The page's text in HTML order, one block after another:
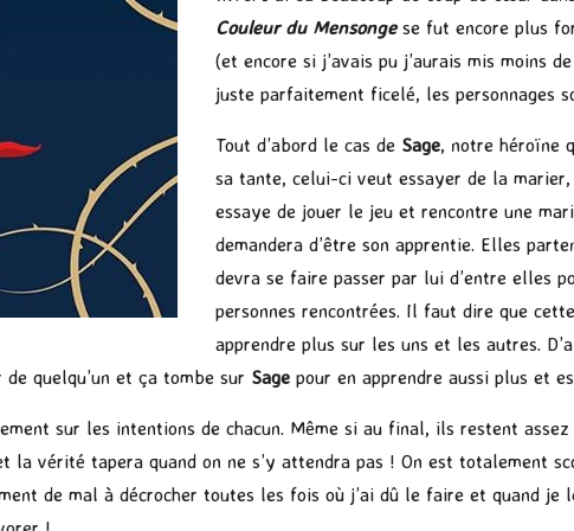
Couleur du Mensongese fut encore plus
(et encore si j’avais pu j’aurais mis moins
juste parfaitement ficelé, les personnages
Tout d’abord le cas de Sage, notre héroïne
sa tante, celui-ci veut essayer de la
essaye de jouer le jeu et rencontre une
demandera d’être son apprentie. Elles
devra se faire passer par lui d’entre elles
personnes rencontrées. Il faut dire que
apprendre plus sur les uns et les autres.
quelqu’un et ça tombe sur Sage pour en apprendre aussi plus et
sur les intentions de chacun. Même si au final, ils restent
la vérité tapera quand on ne s’y attendra pas ! On est totalement
de mal à décrocher toutes les fois où j’ai dû le faire et quand je